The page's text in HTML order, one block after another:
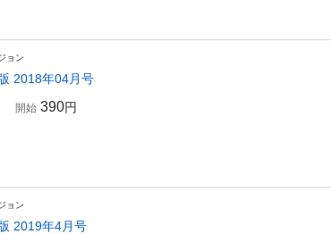
ョン
2018年04月号
開始 390円
ョン
2019年4月号